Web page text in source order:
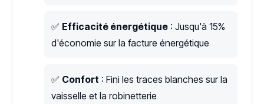
✅ Efficacité énergétique : Jusqu'à 15%
d'économie sur la facture énergétique
✅ Confort : Fini les traces blanches sur la
vaisselle et la robinetterie